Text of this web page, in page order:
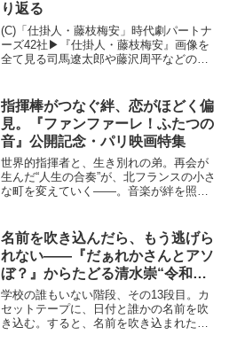
り返る
(C)「仕掛人・藤枝梅安」時代劇パートナ
ーズ42社▶︎『仕掛人・藤枝梅安』画像を
全て見る司馬遼太郎や藤沢周平などのよ
の生誕100周年の年となります。「仕掛
人・藤枝梅...
指揮棒がつなぐ絆、恋がほどく偏
見。『ファンファーレ！ふたつの
音』公開記念・パリ映画特集
世界的指揮者と、生き別れの弟。再会が
生んだ“人生の合奏”が、北フランスの小さ
な町を変えていく——。音楽が絆を照ら
人を変える力”を描くパリ映画を3本セレ
クト。軽やかなユー...
名前を吹き込んだら、もう逃げら
れない――『だぁれかさんとアソ
ぼ？』からたどる清水崇“令和の
呪い”3作
学校の誰もいない階段、その13段目。カ
セットテープに、日付と誰かの名前を吹
き込む。すると、名前を吹き込まれた人